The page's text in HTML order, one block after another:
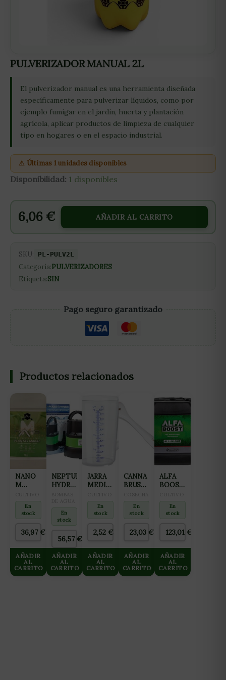
PULVERIZADOR MANUAL 2L
El pulverizador manual es una herramienta diseñada
específicamente para pulverizar líquidos, como por
ejemplo fumigar en el jardín, huerta y plantación
agrícola, aplicar productos de limpieza de cualquier
tipo en hogares o en el espacio industrial.
⚠ Últimas 1 unidades disponibles
Disponibilidad: 1 disponibles
6,06 € AÑADIR AL CARRITO
SKU: PL-PULV2L
Categoría:PULVERIZADORES
Etiqueta:SIN
Pago seguro garantizado
Productos relacionados
NANO
M
ALL IN
ONE
CULTIVO
DE
10L
En
stock
36,97€
AÑADIR
AL
CARRITO
NEPTUNE
HYDROPONICS
NH-
11000
En
stock
56,57€
AÑADIR
AL
CARRITO
JARRA
MEDIDORA
En
stock
2,52€
AÑADIR
AL
CARRITO
CANNA
BRUSH
CORTE
En
stock
23,03 €
AÑADIR
AL
CARRITO
ALFA
BOOST
En
stock
123,01€
AÑADIR
AL
CARRITO